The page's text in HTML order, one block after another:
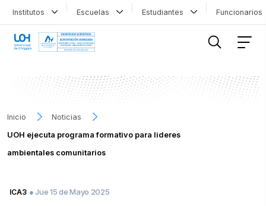
Institutos Escuelas Estudiantes
Inicio
Noticias
UOH ejecuta programa formativo para lideres
ambientales comunitarios
ICA3 ● Jue 15 de Mayo 2025